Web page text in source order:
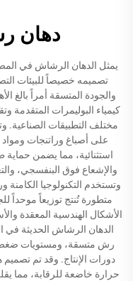
دهان
يمثل الدهان الرشاش في
تصميمه خصيصاً للبيئات
والجودة المتسقة أمراً بالغ
كيمياء البوليمرات المتقدمة
مختلف التطبيقات الصناعية.
على أصباغ وراتنجات
استثنائية، مما يضمن حماية
والإشعاع فوق البنفسجي،
وتستخدم التكنولوجيا
متطورة تُنتج توزيعاً
الأشكال الهندسية المعقدة
الدهان الرشاش الحديثة
رش متسقة، ومستويات ضغط
دورات الإنتاج. وقد تم
حرارة خاضعة للرقابة، مما